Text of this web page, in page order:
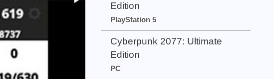
Edition
PlayStation 5
Cyberpunk 2077: Ultimate
Edition
PC